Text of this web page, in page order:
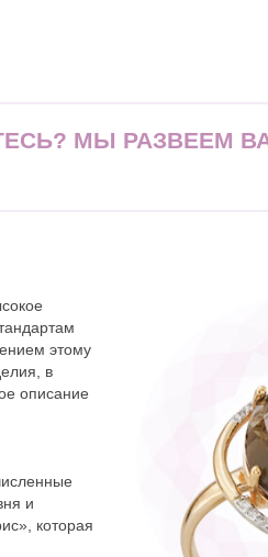
МЫ РАЗВЕЕМ
этому
в
описание
и
которая